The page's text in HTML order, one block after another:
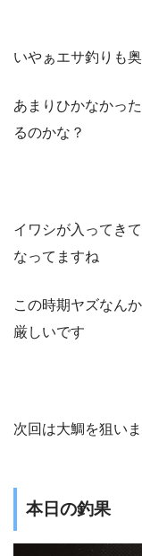
いやぁエサ釣りも
あまりひかなかっ
るのかな？
イワシが入ってき
なってますね
この時期ヤズなん
厳しいです
次回は大鯛を狙いま
本日の釣果